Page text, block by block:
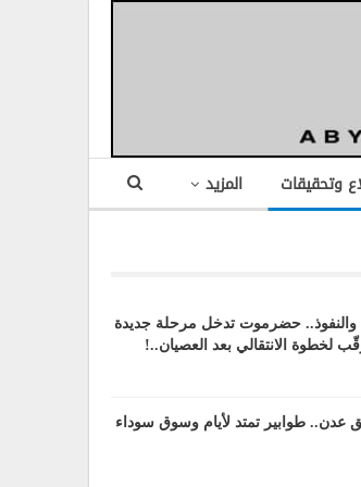
وتحقيقات المزيد
والنفوذ.. حضرموت تدخل مرحلة جديدة
لخطوة الانتقالي بعد العصيان..!
عدن.. طوابير تمتد لأيام وسوق سوداء